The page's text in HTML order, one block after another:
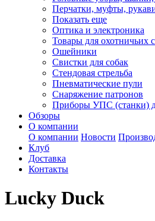
Перчатки, муфты,
Показать еще
Оптика и электроника
Товары для охотничьих
Ошейники
Свистки для собак
Стендовая стрельба
Пневматические пули
Снаряжение патронов
Приборы УПС (станки)
Обзоры
О компании
О компании Новости
Клуб
Доставка
Контакты
Lucky Duck